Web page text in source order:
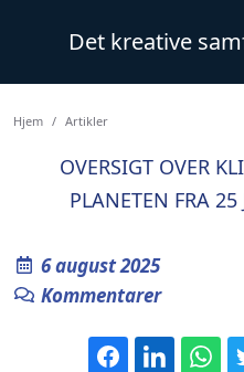
Det kreative
Hjem Artikler
OVERSIGT OVER
PLANETEN FRA
6 august 2025
Kommentarer